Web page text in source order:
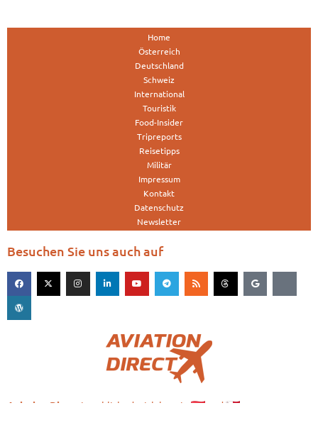
Home
Österreich
Deutschland
Schweiz
International
Touristik
Food-Insider
Tripreports
Reisetipps
Militär
Impressum
Kontakt
Datenschutz
Newsletter
Besuchen Sie uns auch auf
Aviation.Direct is published with love in and